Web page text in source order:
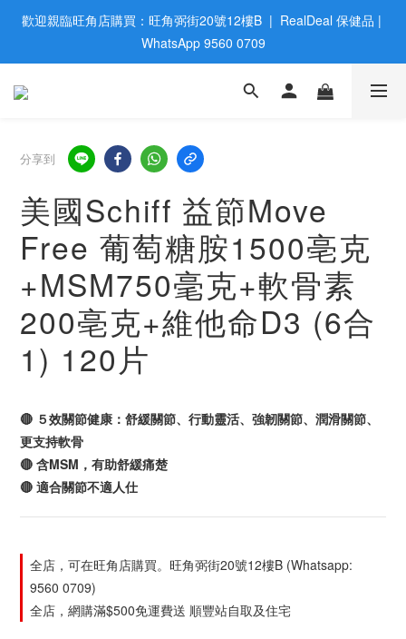
歡迎親臨旺角店購買：旺角弼街20號12樓B  |  RealDeal 保健品 |
WhatsApp 9560 0709
歡迎親臨旺角店購買：旺角弼街20號12樓B  |  RealDeal 保健品 |
WhatsApp 9560 0709
會員大升級 | 於12個月内消費滿$2200，即成爲黃金會員 | 消費滿
網站購買滿$500，免運費送貨 | Free Delivery on HK $500 Online
Order
歡迎親臨旺角店購買：旺角弼街20號12樓B  |  RealDeal 保健品 |
WhatsApp 9560 0709
分享到
美國Schiff 益節Move
Free 葡萄糖胺1500亳克
+MSM750毫克+軟骨素
200亳克+維他命D3 (6合
1) 120片
🔴 ５效關節健康：舒緩關節、行動靈活、強韌關節、潤滑關節、
更支持軟骨
🔴 含MSM，有助舒緩痛楚
🔴 適合關節不適人仕
全店，可在旺角店購買。旺角弼街20號12樓B (Whatsapp:
9560 0709)
全店，網購滿$500免運費送 順豐站自取及住宅